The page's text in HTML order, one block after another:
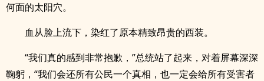
何面的太阳穴。
血从脸上流下，染红了原本精致昂贵的西装。
“我们真的感到非常抱歉，”总统站了起来，对着屏幕深深
鞠躬，“我们会还所有公民一个真相，也一定会给所有受害者